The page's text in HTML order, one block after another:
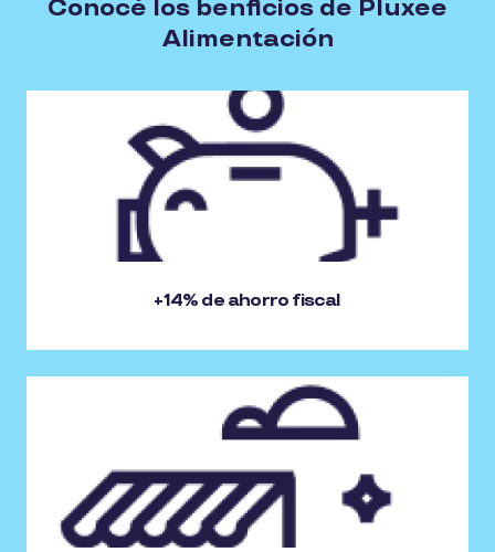
Conocé los benficios de Pluxee
Alimentación
+14% de ahorro fiscal